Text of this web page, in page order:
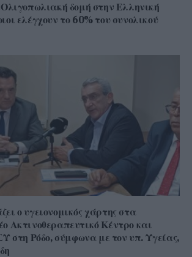
δομή στην Ελληνική
ελέγχουν το 60% του συνολικού
ο υγειονομικός χάρτης στα
Ακτινοθεραπευτικό Κέντρο και
στη Ρόδο, σύμφωνα με τον υπ. Υγείας,